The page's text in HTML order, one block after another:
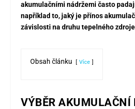
akumulačními nádržemi často
například to, jaký je přínos
závislosti na druhu tepelného
Obsah článku Více
VÝBĚR AKUMULAČNÍ